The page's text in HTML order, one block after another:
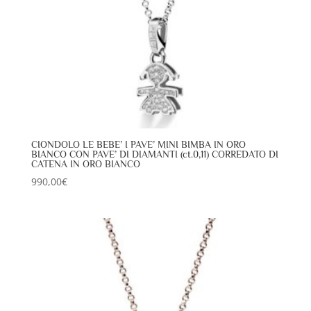
CIONDOLO LE BEBE’ I PAVE’ MINI BIMBA IN ORO
BIANCO CON PAVE’ DI DIAMANTI (ct.0,11) CORREDATO DI
CATENA IN ORO BIANCO
990,00€